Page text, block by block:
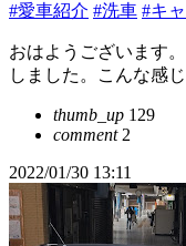
#愛車紹介 #洗車 #キ
おはようございます
しました。こんな感じ
thumb_up 129
comment2
2022/01/30 13:11